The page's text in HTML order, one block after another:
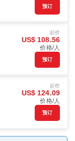
预订
起价
US$ 108.56
价格/人
预订
起价
US$ 124.09
价格/人
预订